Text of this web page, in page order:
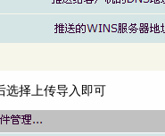
选择上传导入即可